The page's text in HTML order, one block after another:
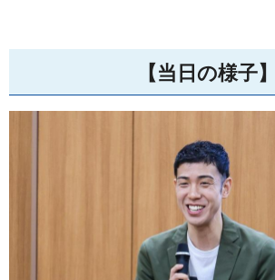
【当日の様子】